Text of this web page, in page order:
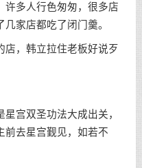
许多人行色匆匆，很多店
家店都吃了闭门羹。
，韩立拉住老板好说歹
宫双圣功法大成出关，
前去星宫觐见，如若不